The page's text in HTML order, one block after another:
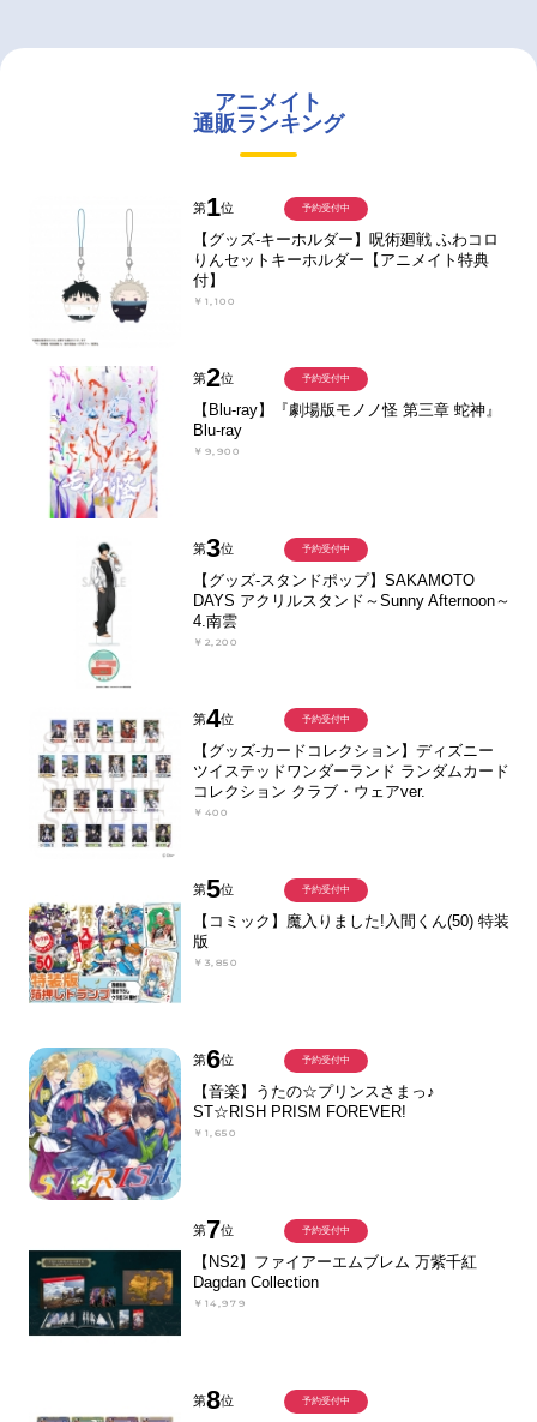
アニメイト
通販ランキング
第1位
【グッズ-キーホルダー】呪術廻戦 ふわコロ
りんセットキーホルダー【アニメイト特典
付】
￥1,100
予約受付中
第2位
【Blu-ray】『劇場版モノノ怪 第三章 蛇神』
Blu-ray
￥9,900
予約受付中
第3位
【グッズ-スタンドポップ】SAKAMOTO
DAYS アクリルスタンド～Sunny Afternoon～
4.南雲
￥2,200
予約受付中
第4位
【グッズ-カードコレクション】ディズニー
ツイステッドワンダーランド ランダムカード
コレクション クラブ・ウェアver.
￥400
予約受付中
第5位
【コミック】魔入りました!入間くん(50) 特装
版
￥3,850
予約受付中
第6位
【音楽】うたの☆プリンスさまっ♪
ST☆RISH PRISM FOREVER!
￥1,650
予約受付中
第7位
【NS2】ファイアーエムブレム 万紫千紅
Dagdan Collection
￥14,979
予約受付中
第8位 予約受付中